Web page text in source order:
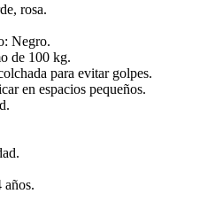
rosa.
Negro.
de 100 kg.
para evitar golpes.
en espacios pequeños.
años.